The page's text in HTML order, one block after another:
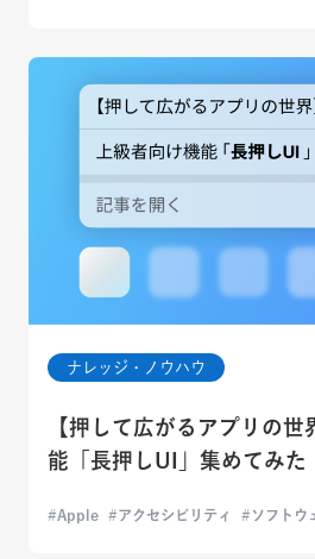
ナレッジ・ノウハウ
【押して広がるアプリの
能「長押しUI」集めてみた
Apple アクセシビリティ ソフトウ